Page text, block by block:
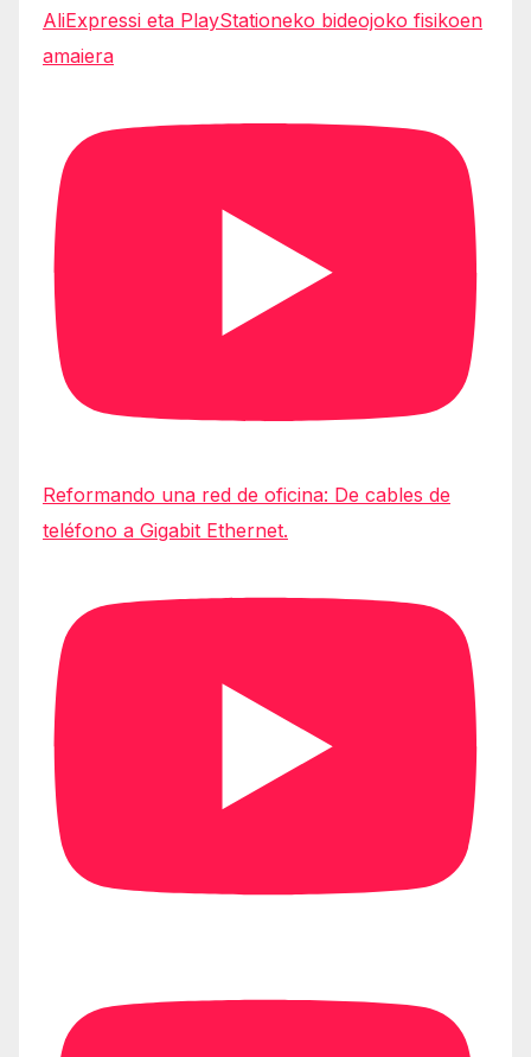
AliExpressi eta PlayStationeko bideojoko fisikoen
amaiera
Reformando una red de oficina: De cables de
teléfono a Gigabit Ethernet.